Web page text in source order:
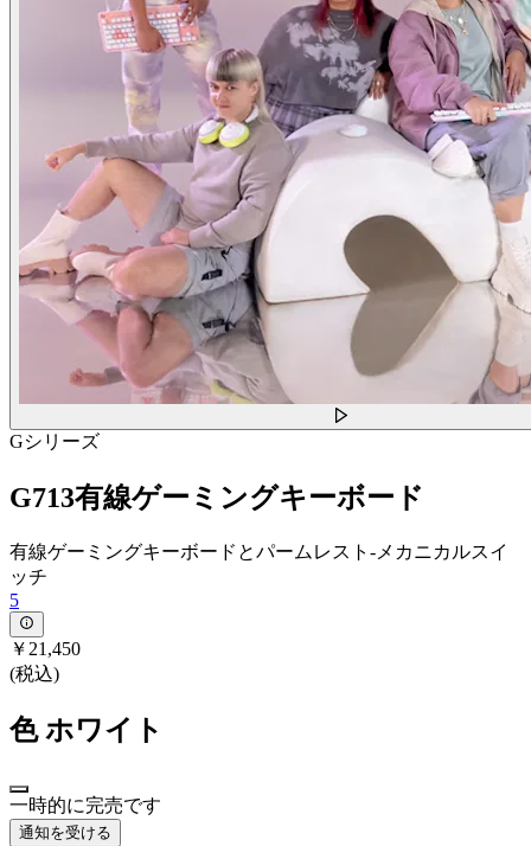
Gシリーズ
G713有線ゲーミングキーボード
有線ゲーミングキーボードとパームレスト-メカニカルスイ
ッチ
5
￥21,450
(税込)
色 ホワイト
一時的に完売です
通知を受ける